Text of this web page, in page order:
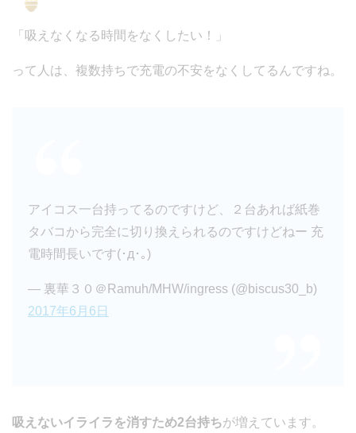
「吸えなくなる時間をなくしたい！」
って人は、複数持ちで充電の不安をなくしてるんですね。
アイコス一台持ってるのですけど、２台あれば紙巻
タバコから完全に切り換えられるのですけどねー 充
電時間長いです(･д･｡)
— 裏華３０＠Ramuh/MHW/ingress (@biscus30_b)
2017年6月6日
吸えないイライラを消すため2台持ちが増えています。